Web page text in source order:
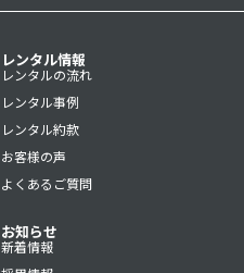
レンタル情報
レンタルの流れ
レンタル事例
レンタル約款
お客様の声
よくあるご質問
お知らせ
新着情報